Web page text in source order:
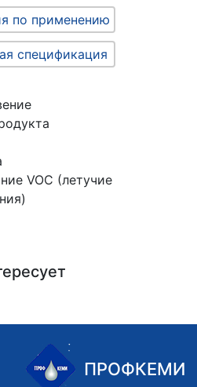
по применению
спецификация
VOC (летучие
ПРОФКЕМИ